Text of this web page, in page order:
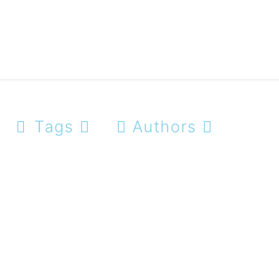
Tags Authors